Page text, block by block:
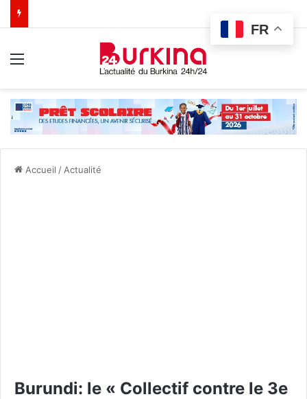
Accueil / Actualité
Burundi: le « Collectif contre le 3e
FR